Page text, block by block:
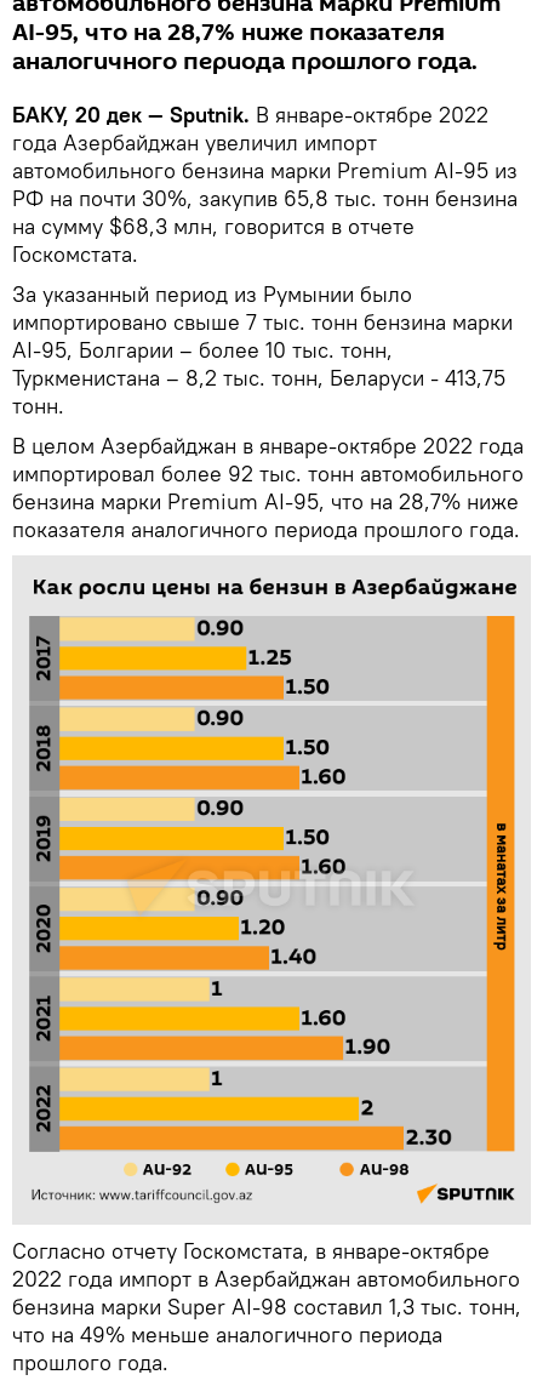
AI-95, что на 28,7% ниже показателя
аналогичного периода прошлого года.
БАКУ, 20 дек — Sputnik. В январе-октябре 2022
года Азербайджан увеличил импорт
автомобильного бензина марки Premium AI-95 из
РФ на почти 30%, закупив 65,8 тыс. тонн бензина
на сумму $68,3 млн, говорится в отчете
Госкомстата.
За указанный период из Румынии было
импортировано свыше 7 тыс. тонн бензина марки
AI-95, Болгарии – более 10 тыс. тонн,
Туркменистана – 8,2 тыс. тонн, Беларуси - 413,75
тонн.
В целом Азербайджан в январе-октябре 2022 года
импортировал более 92 тыс. тонн автомобильного
бензина марки Premium AI-95, что на 28,7% ниже
показателя аналогичного периода прошлого года.
Согласно отчету Госкомстата, в январе-октябре
2022 года импорт в Азербайджан автомобильного
бензина марки Super AI-98 составил 1,3 тыс. тонн,
что на 49% меньше аналогичного периода
прошлого года.